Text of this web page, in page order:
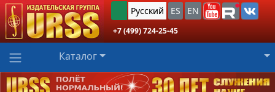
Русский ES EN
+7 (499) 724-25-45
Каталог